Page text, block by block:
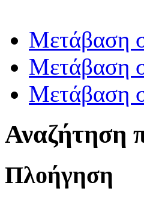
Μετάβαση
Μετάβαση
Μετάβαση
Αναζήτηση
Πλοήγηση